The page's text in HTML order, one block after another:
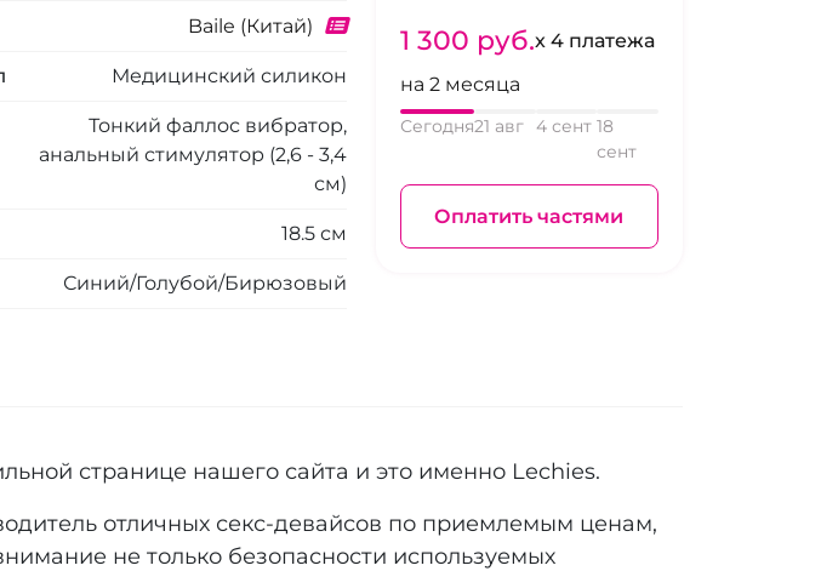
Baile (Китай)
Медицинский силикон
Тонкий фаллос вибратор,
анальный стимулятор (2,6 - 3,4
см)
18.5 см
Синий/Голубой/Бирюзовый
1 300 pуб.x 4 платежа
на 2 месяца
Сегодня21 авг 4 сент 18
сент
Оплатить частями
странице нашего сайта и это именно Lechies.
отличных секс-девайсов по приемлемым ценам,
не только безопасности используемых